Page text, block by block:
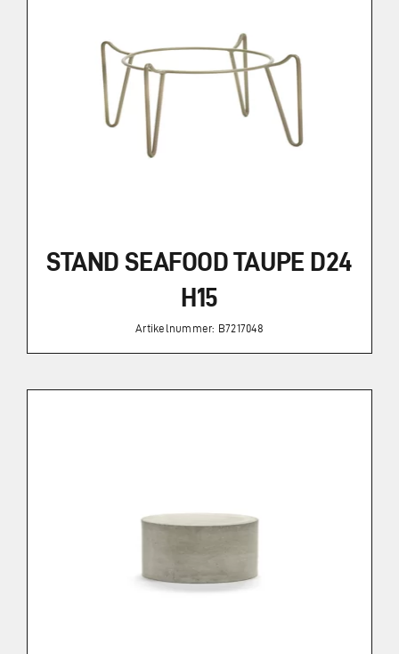
STAND SEAFOOD TAUPE D24
H15
Artikelnummer: B7217048